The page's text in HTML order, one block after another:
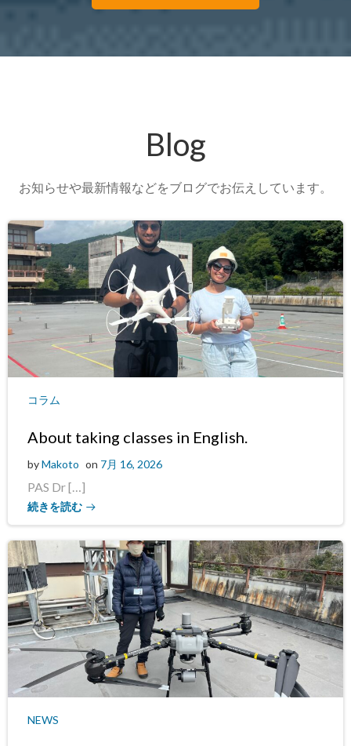
Blog
お知らせや最新情報などをブログでお伝えしています。
コラム
About taking classes in English.
byMakoto on 7月 16, 2026
PAS Dr […]
続きを読む
NEWS